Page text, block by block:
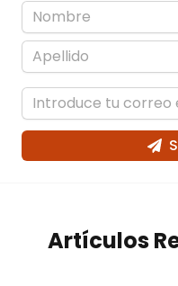
Artículos